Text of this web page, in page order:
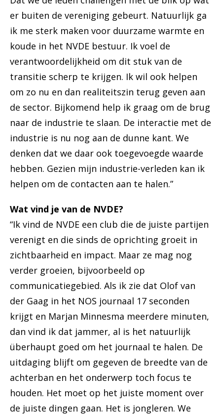
er buiten de vereniging gebeurt. Natuurlijk ga
ik me sterk maken voor duurzame warmte en
koude in het NVDE bestuur. Ik voel de
verantwoordelijkheid om dit stuk van de
transitie scherp te krijgen. Ik wil ook helpen
om zo nu en dan realiteitszin terug geven aan
de sector. Bijkomend help ik graag om de brug
naar de industrie te slaan. De interactie met de
industrie is nu nog aan de dunne kant. We
denken dat we daar ook toegevoegde waarde
hebben. Gezien mijn industrie-verleden kan ik
helpen om de contacten aan te halen.”
Wat vind je van de NVDE?
“Ik vind de NVDE een club die de juiste partijen
verenigt en die sinds de oprichting groeit in
zichtbaarheid en impact. Maar ze mag nog
verder groeien, bijvoorbeeld op
communicatiegebied. Als ik zie dat Olof van
der Gaag in het NOS journaal 17 seconden
krijgt en Marjan Minnesma meerdere minuten,
dan vind ik dat jammer, al is het natuurlijk
überhaupt goed om het journaal te halen. De
uitdaging blijft om gegeven de breedte van de
achterban en het onderwerp toch focus te
houden. Het moet op het juiste moment over
de juiste dingen gaan. Het is jongleren. We